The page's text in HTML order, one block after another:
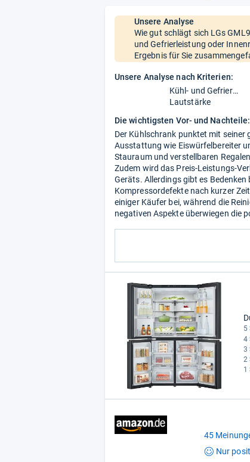
Unsere Analyse
Wie gut schlägt sich LGs
und Gefrierleistung oder
Ergebnis für Sie
Unsere Analyse nach Kriterien:
Kühl- und Gefrierleistung
Lautstärke
Die wichtigsten Vor- und Nachteile:
Der Kühlschrank punktet mit seiner
Ausstattung wie Eiswürfelbereiter
Stauraum und verstellbaren
Zudem wird das Preis-Leistungs-
Geräts. Allerdings gibt es
Kompressordefekte nach kurzer
einiger Käufer bei, während die
negativen Aspekte überwiegen die
5
4
3
2
1
45
Nur